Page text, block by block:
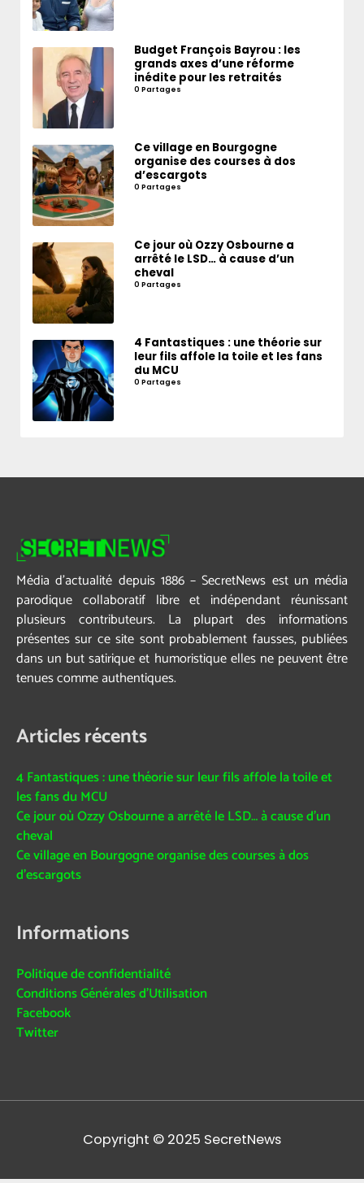
Budget François Bayrou : les
grands axes d’une réforme
inédite pour les retraités
0 Partages
Ce village en Bourgogne
organise des courses à dos
d’escargots
0 Partages
Ce jour où Ozzy Osbourne a
arrêté le LSD… à cause d’un
cheval
0 Partages
4 Fantastiques : une théorie sur
leur fils affole la toile et les fans
du MCU
0 Partages
Média d’actualité depuis 1886 – SecretNews est un média
parodique collaboratif libre et indépendant réunissant
plusieurs contributeurs. La plupart des informations
présentes sur ce site sont probablement fausses, publiées
dans un but satirique et humoristique elles ne peuvent être
tenues comme authentiques.
Articles récents
4 Fantastiques : une théorie sur leur fils affole la toile et
les fans du MCU
Ce jour où Ozzy Osbourne a arrêté le LSD… à cause d’un
cheval
Ce village en Bourgogne organise des courses à dos
d’escargots
Informations
Politique de confidentialité
Conditions Générales d’Utilisation
Facebook
Twitter
Copyright © 2025 SecretNews